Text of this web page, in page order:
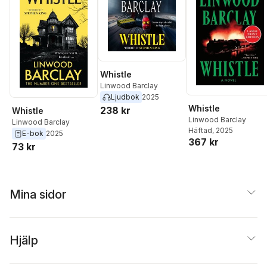
Whistle
Linwood Barclay
E-bok 2025
73 kr
Whistle
Linwood Barclay
Ljudbok 2025
238 kr Whistle
Linwood Barclay
Häftad, 2025
367 kr
Mina sidor
Hjälp